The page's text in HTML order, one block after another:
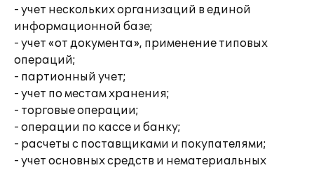
- учет нескольких организаций в единой
информационной базе;
- учет «от документа», применение типовых
операций;
- партионный учет;
- учет по местам хранения;
- торговые операции;
- операции по кассе и банку;
- расчеты с поставщиками и покупателями;
- учет основных средств и нематериальных